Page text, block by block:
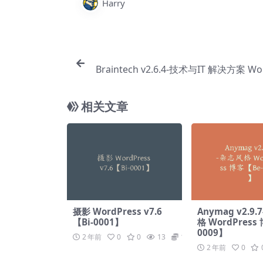
Harry
Braintech v2.6.4-技术与IT 解决方案
相关文章
摄影 WordPress v7.6
【Bi-0001】
2 年前 0 0 13 19.9
Anymag
格 WordPress
0009】
2 年前 0